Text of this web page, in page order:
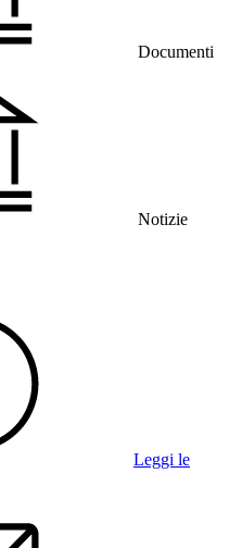
Documenti
Notizie
Leggi le